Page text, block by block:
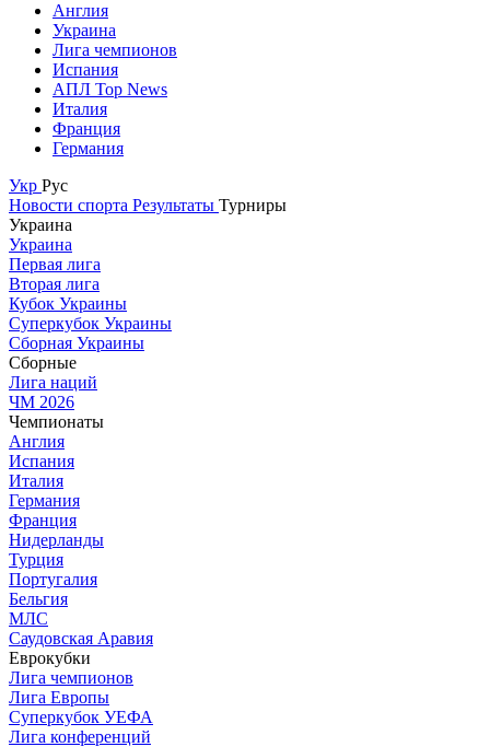
Англия
Украина
Лига чемпионов
Испания
АПЛ Top News
Италия
Франция
Германия
Укр Рус
Новости спорта Результаты Турниры
Украина
Украина
Первая лига
Вторая лига
Кубок Украины
Суперкубок Украины
Сборная Украины
Сборные
Лига наций
ЧМ 2026
Чемпионаты
Англия
Испания
Италия
Германия
Франция
Нидерланды
Турция
Португалия
Бельгия
МЛС
Саудовская Аравия
Еврокубки
Лига чемпионов
Лига Европы
Суперкубок УЕФА
Лига конференций